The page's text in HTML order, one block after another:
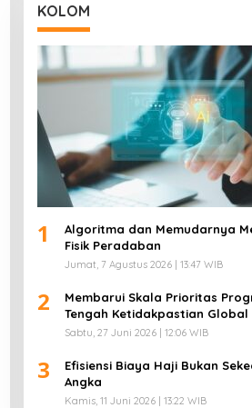
KOLOM
1
Algoritma dan Memudarnya
Fisik Peradaban
Jumat, 7 Agustus 2026 | 13:47 WIB
2
Membarui Skala Prioritas
Tengah Ketidakpastian Global
Sabtu, 27 Juni 2026 | 12:06 WIB
3
Efisiensi Biaya Haji Bukan
Angka
Kamis, 11 Juni 2026 | 13:22 WIB